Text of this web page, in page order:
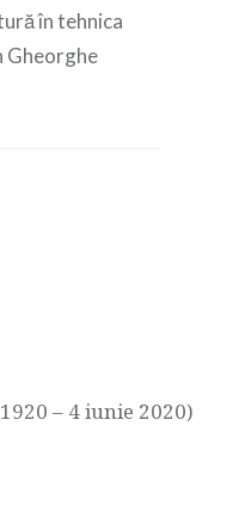
în tehnica
Gheorghe
– 4 iunie 2020)